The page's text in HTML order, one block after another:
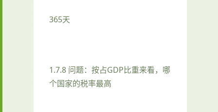
365天
1.7.8 问题：按占GDP比重来看，哪
个国家的税率最高